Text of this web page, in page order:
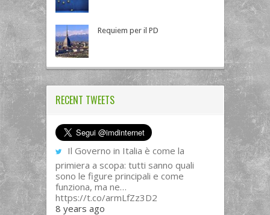
Requiem per il PD
RECENT TWEETS
Il Governo in Italia è come la
primiera a scopa: tutti sanno quali
sono le figure principali e come
funziona, ma ne…
https://t.co/armLfZz3D2
8 years ago